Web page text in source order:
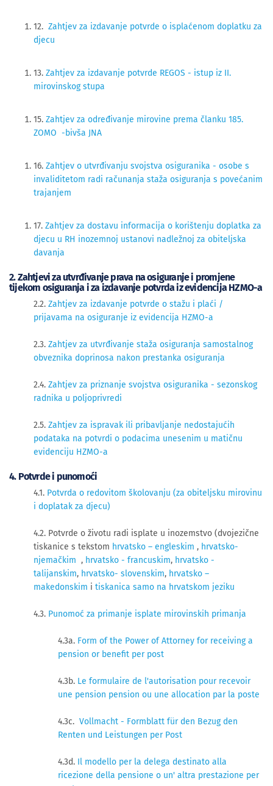
12. Zahtjev za izdavanje potvrde o isplaćenom doplatku za
djecu
13. Zahtjev za izdavanje potvrde REGOS - istup iz II.
mirovinskog stupa
15. Zahtjev za određivanje mirovine prema članku 185.
ZOMO -bivša JNA
16. Zahtjev o utvrđivanju svojstva osiguranika - osobe s
invaliditetom radi računanja staža osiguranja s povećanim
trajanjem
17. Zahtjev za dostavu informacija o korištenju doplatka za
djecu u RH inozemnoj ustanovi nadležnoj za obiteljska
davanja
2. Zahtjevi za utvrđivanje prava na osiguranje i promjene
tijekom osiguranja i za izdavanje potvrda iz evidencija HZMO-a
2​​.2. Zahtjev za izdavanje potvrde o stažu i plaći /
prijavama na osiguranje iz evidencija HZMO-a
2.3. Zahtjev za utvrđivanje staža osiguranja samostalnog
obveznika doprinosa nakon prestanka osiguranja
2.4. Zahtjev za priznanje svojstva osiguranika - sezonskog
radnika u poljoprivredi
2.5. Zahtjev za ispravak ili pribavljanje nedostajućih
podataka na potvrdi o podacima unesenim u matičnu
evidenciju HZMO-a
4. Potvrde i punomoći
4.1. Potvrda o redovitom školovanju (za obiteljsku mirovinu
i doplatak za djecu)
4.2. Potvrde o životu radi isplate u inozemstvo (dvojezične
tiskanice s tekstom hrvatsko – engleskim , hrvatsko-
njemačkim , hrvatsko - francuskim, hrvatsko -
talijanskim, hrvatsko- slovenskim, hrvatsko –
makedonskim i tiskanica samo na hrvatskom jeziku
4.3. Punomoć za primanje isplate mirovinskih primanja
4.3a. Form of the Power of Attorney for receiving a
pension or benefit per post
4.3b. Le formulaire de l'autorisation pour recevoir
une pension pension ou une allocation par la poste
4.3c. Vollmacht - Formblatt für den Bezug den
Renten und Leistungen per Post
4.3d. Il modello per la delega destinato alla
ricezione della pensione o un' altra prestazione per